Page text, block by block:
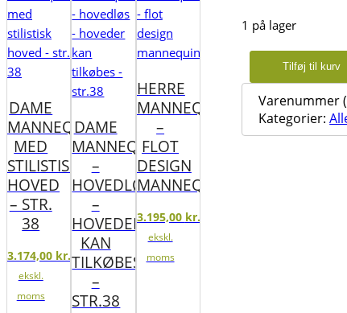
1 på lager
Teenage
mannequin
pige
-
Tilføj til kurv
Varenummer
Kategorier:
DAME
MANNEQUIN
MED
STILISTISK
HOVED
– STR.
38
3.174,00 kr.
ekskl.
moms
DAME
MANNEQUIN
–
HOVEDLØS
–
HOVEDER
KAN
TILKØBES
–
STR.38
HERRE
MANNEQUIN
–
FLOT
DESIGN
MANNEQUIN
3.195,00 kr.
ekskl.
moms